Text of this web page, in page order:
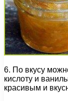
6. По вкусу
кислоту и
красивым и